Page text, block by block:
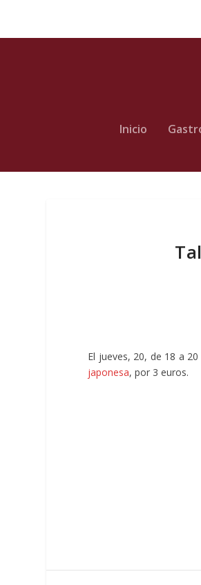
Inicio
El jueves, 20, de 18 a
japonesa, por 3 euros.